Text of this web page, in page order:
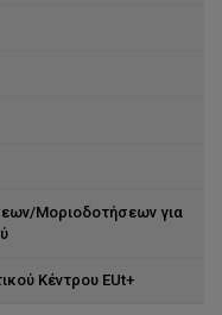
Μοριοδοτήσεων για
Κέντρου EUt+